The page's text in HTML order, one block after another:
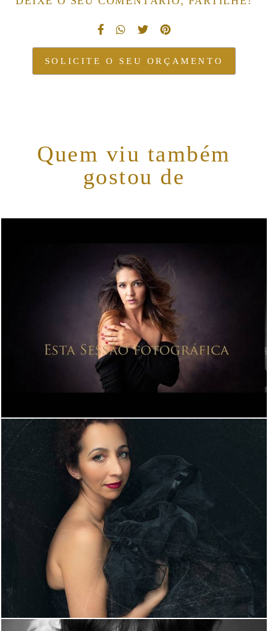
SOLICITE O SEU ORÇAMENTO
Quem viu também
gostou de